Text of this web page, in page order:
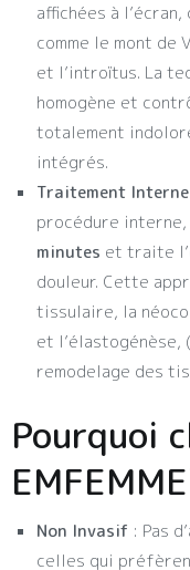
affichées à
comme le mont
et l’introïtus. La
homogène et
totalement
intégrés.
Traitement Interne
procédure
minutes et traite
douleur. Cette
tissulaire, la
et l’élastogénèse,
remodelage des
Pourquoi
Non Invasif : Pas
celles qui